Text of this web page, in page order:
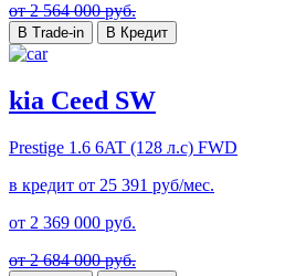
от 2 564 000 руб.
В Trade-in В Кредит
kia Ceed SW
Prestige 1.6 6AT (128 л.с) FWD
в кредит от 25 391 руб/мес.
от 2 369 000 руб.
от 2 684 000 руб.